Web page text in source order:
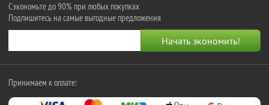
Сэкономьте до 90% при любых покупках
Подпишитесь на самые выгодные предложения
Принимаем к оплате: